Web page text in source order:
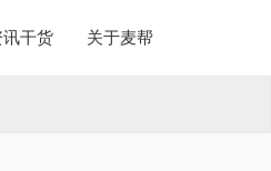
讯干货 关于麦帮